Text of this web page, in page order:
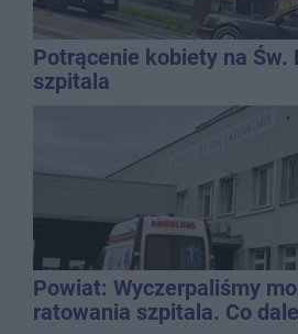
Potrącenie kobiety na Św.
szpitala
Powiat: Wyczerpaliśmy
ratowania szpitala. Co